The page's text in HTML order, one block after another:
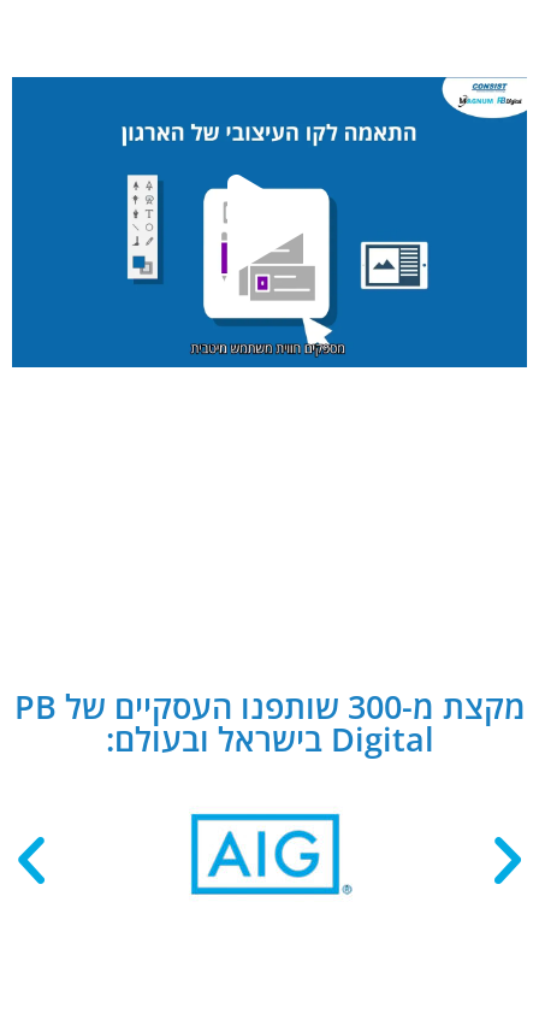
מקצת מ-300 שותפנו העסקיים של PB
Digital בישראל ובעולם: